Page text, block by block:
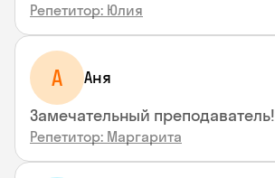
Репетитор: Юлия
А Аня
Замечательный преподаватель!
Репетитор: Маргарита